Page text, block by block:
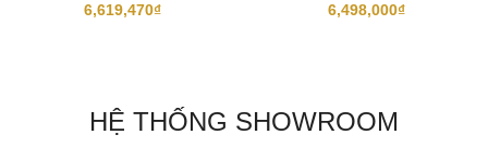
6,619,470₫ 6,498,000₫
HỆ THỐNG SHOWROOM